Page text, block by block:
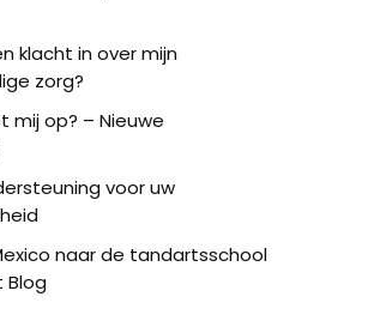
klacht in over mijn
zorg?
mij op? – Nieuwe
voor uw
naar de tandartsschool
Blog